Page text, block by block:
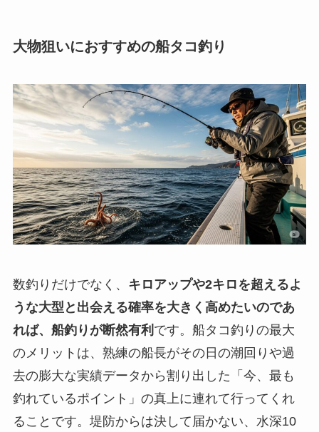
大物狙いにおすすめの船タコ釣り
数釣りだけでなく、 キロアップや2キロを超えるよ
うな大型と出会える確率を大きく高めたいのであ
れば、船釣りが断然有利 です。船タコ釣りの最大
のメリットは、熟練の船長がその日の潮回りや過
去の膨大な実績データから割り出した「今、最も
釣れているポイント」の真上に連れて行ってくれ
ることです。堤防からは決して届かない、水深10